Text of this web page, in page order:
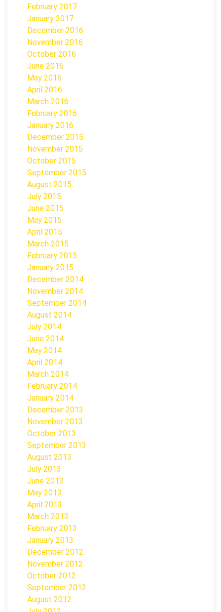
February 2017
January 2017
December 2016
November 2016
October 2016
June 2016
May 2016
April 2016
March 2016
February 2016
January 2016
December 2015
November 2015
October 2015
September 2015
August 2015
July 2015
June 2015
May 2015
April 2015
March 2015
February 2015
January 2015
December 2014
November 2014
September 2014
August 2014
July 2014
June 2014
May 2014
April 2014
March 2014
February 2014
January 2014
December 2013
November 2013
October 2013
September 2013
August 2013
July 2013
June 2013
May 2013
April 2013
March 2013
February 2013
January 2013
December 2012
November 2012
October 2012
September 2012
August 2012